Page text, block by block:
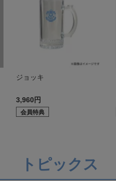
ジョッキ
3,960円
会員特典
トピックス